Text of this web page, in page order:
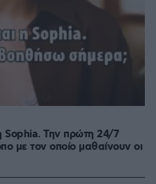
Sophia. Την πρώτη 24/7
με τον οποίο μαθαίνουν οι